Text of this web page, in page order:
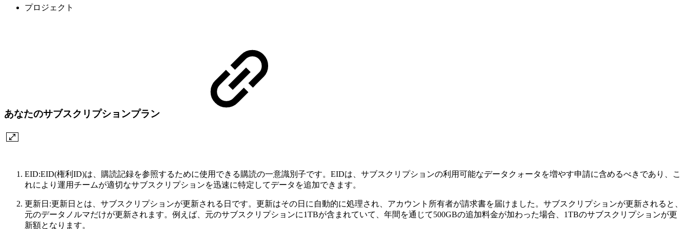
プロジェクト
あなたのサブスクリプションプラン
EID:EID(権利ID)は、購読記録を参照するために使用できる購読の一意識別子です。EIDは、サブスクリプションの利用可能なデータクォータを増やす申請に含めるべきであり、こ
れにより運用チームが適切なサブスクリプションを迅速に特定してデータを追加できます。
更新日:更新日とは、サブスクリプションが更新される日です。更新はその日に自動的に処理され、アカウント所有者が請求書を届けました。サブスクリプションが更新されると、
元のデータノルマだけが更新されます。例えば、元のサブスクリプションに1TBが含まれていて、年間を通じて500GBの追加料金が加わった場合、1TBのサブスクリプションが更
新額となります。